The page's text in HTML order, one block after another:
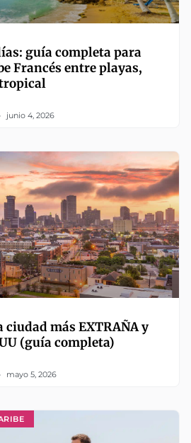
guía completa para
Francés entre playas,
junio 4, 2026
ciudad más EXTRAÑA y
(guía completa)
mayo 5, 2026